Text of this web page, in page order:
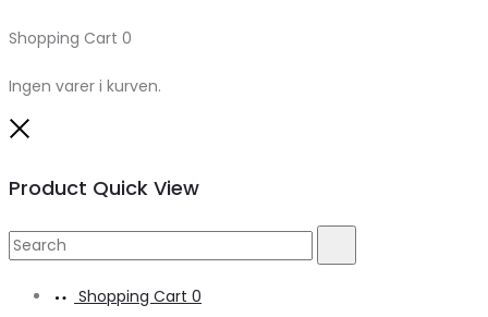
Shopping Cart 0
Ingen varer i kurven.
Product Quick View
Search
Shopping Cart 0